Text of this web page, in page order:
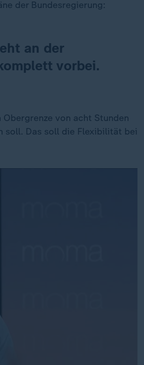
der Bundesregierung:
an der
vorbei.
von acht Stunden
soll. Das soll die Flexibilität bei